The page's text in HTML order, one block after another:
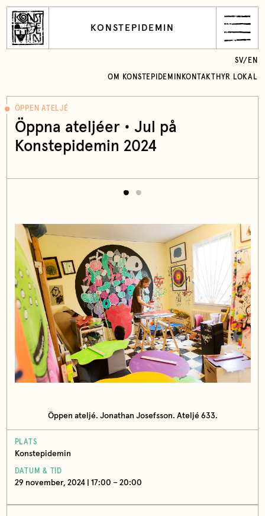
KONSTEPIDEMIN
OM KONSTEPIDEMIN KONTAKT HYR LOKAL
SV/ EN
ÖPPEN ATELJÉ
Öppna ateljéer • Jul på
Konstepidemin 2024
Öppen ateljé. Jonathan Josefsson. Ateljé 633.
PLATS
Konstepidemin
DATUM & TID
29 november, 2024 | 17:00 – 20:00